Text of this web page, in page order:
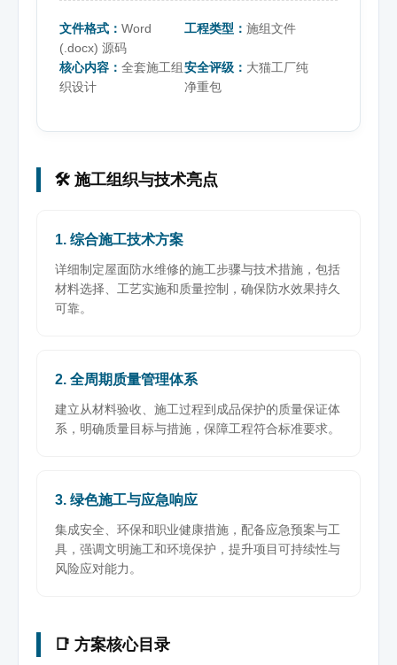
文件格式： Word
(.docx) 源码
工程类型：施组文件
核心内容： 全套施工组
织设计
安全评级： 大猫工厂纯
净重包
🛠️ 施工组织与技术亮点
1. 综合施工技术方案
详细制定屋面防水维修的施工步骤与技术措施，包括
材料选择、工艺实施和质量控制，确保防水效果持久
可靠。
2. 全周期质量管理体系
建立从材料验收、施工过程到成品保护的质量保证体
系，明确质量目标与措施，保障工程符合标准要求。
3. 绿色施工与应急响应
集成安全、环保和职业健康措施，配备应急预案与工
具，强调文明施工和环境保护，提升项目可持续性与
风险应对能力。
📑 方案核心目录